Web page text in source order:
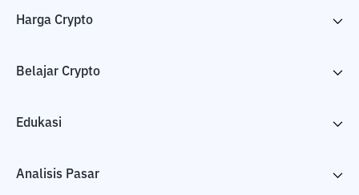
Harga Crypto
Belajar Crypto
Edukasi
Analisis Pasar